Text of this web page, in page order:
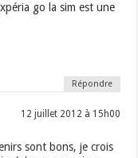
go la sim est une
Répondre
12 juillet 2012 à 15h00
sont bons, je crois